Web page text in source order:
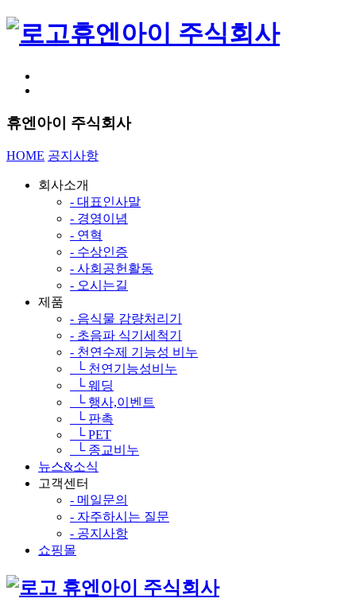
휴엔아이 주식회사
휴엔아이 주식회사
HOME 공지사항
회사소개
- 대표인사말
- 경영이념
- 연혁
- 수상인증
- 사회공헌활동
- 오시는길
제품
- 음식물 감량처리기
- 초음파 식기세척기
- 천연수제 기능성 비누
└ 천연기능성비누
└ 웨딩
└ 행사,이벤트
└ 판촉
└ PET
└ 종교비누
뉴스&소식
고객센터
- 메일문의
- 자주하시는 질문
- 공지사항
쇼핑몰
휴엔아이 주식회사